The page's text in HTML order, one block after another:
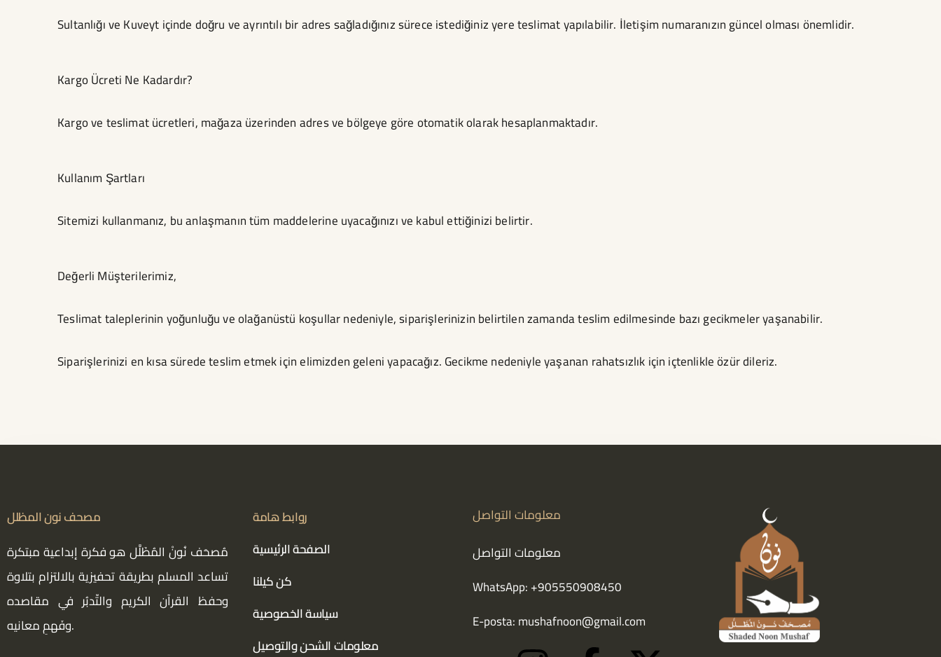
Sultanlığı ve Kuveyt içinde doğru ve ayrıntılı bir adres sağladığınız sürece istediğiniz yere teslimat yapılabilir. İletişim numaranızın güncel olması önemlidir.
Kargo Ücreti Ne Kadardır?
Kargo ve teslimat ücretleri, mağaza üzerinden adres ve bölgeye göre otomatik olarak hesaplanmaktadır.
Kullanım Şartları
Sitemizi kullanmanız, bu anlaşmanın tüm maddelerine uyacağınızı ve kabul ettiğinizi belirtir.
Değerli Müşterilerimiz,
Teslimat taleplerinin yoğunluğu ve olağanüstü koşullar nedeniyle, siparişlerinizin belirtilen zamanda teslim edilmesinde bazı gecikmeler yaşanabilir.
Siparişlerinizi en kısa sürede teslim etmek için elimizden geleni yapacağız. Gecikme nedeniyle yaşanan rahatsızlık için içtenlikle özür dileriz.
مصحف نون المظلل
مُصحَف نُونْ المُظَلَّل هو فكرة إبداعية مبتكرة
تساعد المسلم بطريقة تحفيزية بالالتزام بتلاوة
وحفظ القرآن الكريم والتّدبُر في مقاصده
وفَهمِ معانيه.
روابط هامة
الصفحة الرئيسية
كن كيلنا
سياسة الخصوصية
معلومات الشحن والتوصيل
معلومات التواصل
معلومات التواصل
WhatsApp: +905550908450
E-posta:mushafnoon@gmail.com